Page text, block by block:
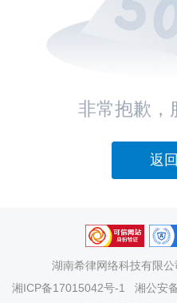
非常抱歉，
返
湖南希律网络科技有限公
湘ICP备17015042号-1
湘公安